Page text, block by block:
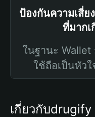
ป้องกันความเสี่
ที่มาก
ในฐานะ
ใช้ถือเป็นหัว
เกี่ยวกับdrugify